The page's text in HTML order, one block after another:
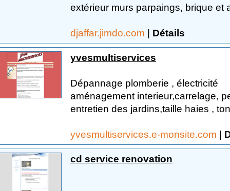
extérieur murs parpaings, brique et
djaffar.jimdo.com | Détails
yvesmultiservices
Dépannage plomberie , électricité
aménagement interieur,carrelage,
entretien des jardins,taille haies ,
yvesmultiservices.e-monsite.com |
cd service renovation